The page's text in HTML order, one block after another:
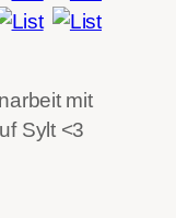
mit
Sylt <3